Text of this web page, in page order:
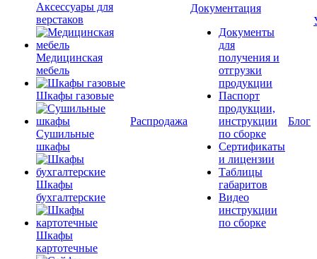
Аксессуары для
верстаков
Медицинская
мебель
Шкафы газовые
Сушильные
шкафы
Шкафы
бухгалтерские
Шкафы
картотечные
Распродажа
Документация
Документы
для
получения и
отгрузки
продукции
Паспорт
продукции,
инструкции
по сборке
Сертификаты
и лицензии
Таблицы
габаритов
Видео
инструкции
по сборке
Блог